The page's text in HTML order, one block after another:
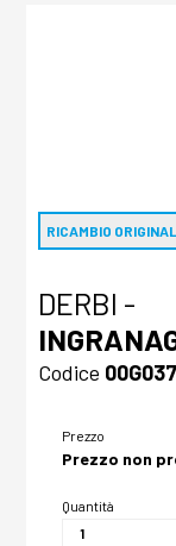
RICAMBIO
DERBI -
Codice
Prezzo
Prezzo non
Quantità